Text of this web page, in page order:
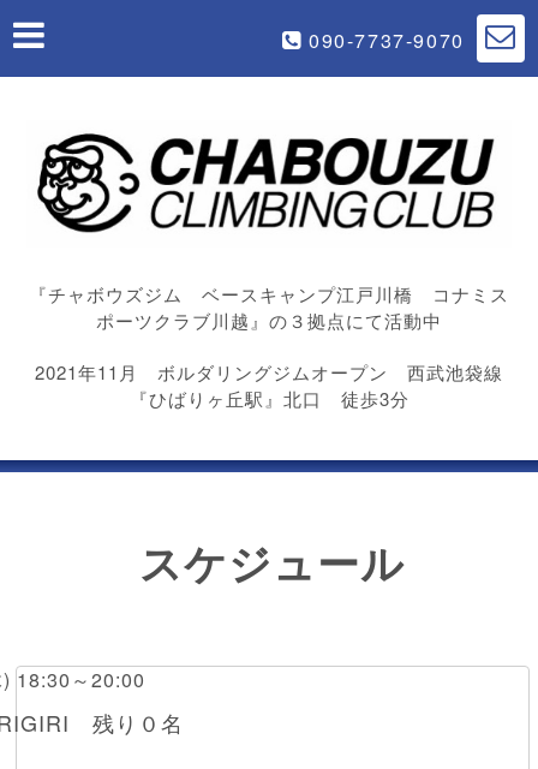
090-7737-9070
『チャボウズジム ベースキャンプ江戸川橋 コナミス
ポーツクラブ川越』の３拠点にて活動中
2021年11月 ボルダリングジムオープン 西武池袋線
『ひばりヶ丘駅』北口 徒歩3分
スケジュール
18:30～20:00
残り０名